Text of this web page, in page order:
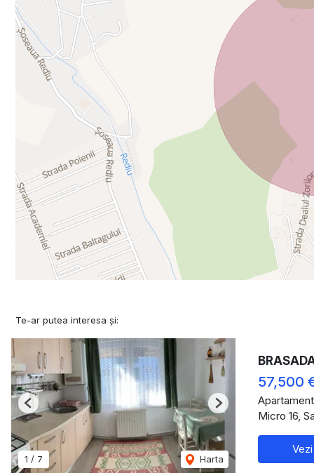
Te-ar putea interesa și:
1 / 7 Harta
Previous Next
57,500
Micro 16,